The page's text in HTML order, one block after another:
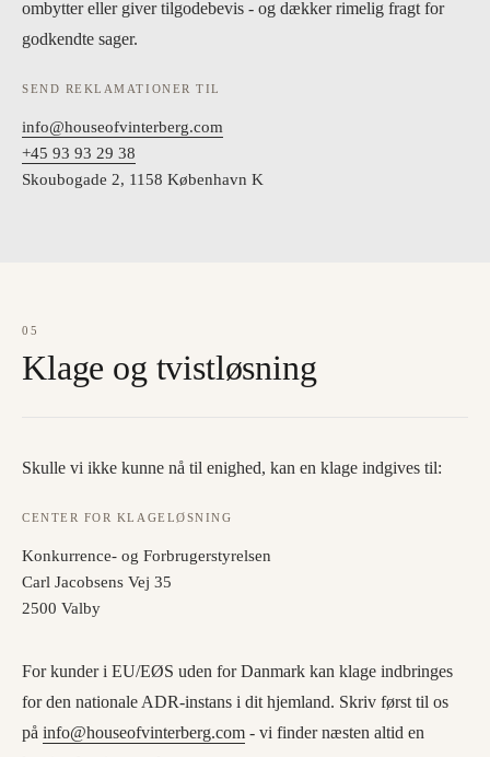
ombytter eller giver tilgodebevis - og dækker rimelig fragt for
godkendte sager.
SEND REKLAMATIONER TIL
info@houseofvinterberg.com
+45 93 93 29 38
Skoubogade 2, 1158 København K
05
Klage og tvistløsning
Skulle vi ikke kunne nå til enighed, kan en klage indgives til:
CENTER FOR KLAGELØSNING
Konkurrence- og Forbrugerstyrelsen
Carl Jacobsens Vej 35
2500 Valby
For kunder i EU/EØS uden for Danmark kan klage indbringes
for den nationale ADR-instans i dit hjemland. Skriv først til os
på info@houseofvinterberg.com - vi finder næsten altid en